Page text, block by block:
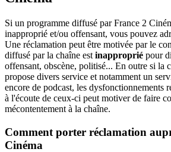
Si un programme diffusé par France 2
inapproprié et/ou offensant, vous pouvez
Une réclamation peut être motivée par le
diffusé par la chaîne est inapproprié pour
offensant, obscène, politisé... En outre si la
propose divers service et notamment un
encore de podcast, les dysfonctionnements
à l'écoute de ceux-ci peut motiver de faire
mécontentement à la chaîne.
Comment porter réclamation
Cinéma